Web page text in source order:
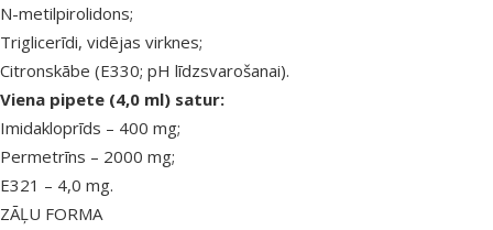
N-metilpirolidons;
Triglicerīdi, vidējas virknes;
Citronskābe (E330; pH līdzsvarošanai).
Viena pipete (4,0 ml) satur:
Imidakloprīds – 400 mg;
Permetrīns – 2000 mg;
E321 – 4,0 mg.
ZĀĻU FORMA